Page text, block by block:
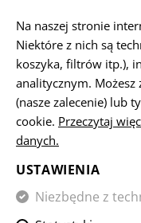
STRONA GŁÓWNA
Na naszej stronie
Niektóre z nich są
koszyka, filtrów itp.),
analitycznym.
(nasze zalecenie) lub
cookie. Przeczytaj
danych.
USTAWIENIA
Niezbędne z